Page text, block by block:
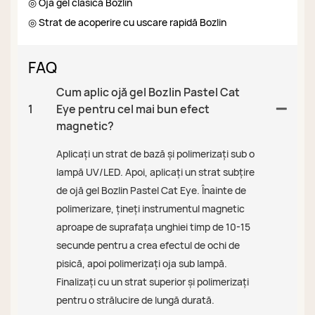
◎ Strat de acoperire cu uscare rapidă Bozlin
FAQ
1
Cum aplic ojă gel Bozlin Pastel Cat
Eye pentru cel mai bun efect
magnetic?
Aplicați un strat de bază și polimerizați sub o
lampă UV/LED. Apoi, aplicați un strat subțire
de ojă gel Bozlin Pastel Cat Eye. Înainte de
polimerizare, țineți instrumentul magnetic
aproape de suprafața unghiei timp de 10-15
secunde pentru a crea efectul de ochi de
pisică, apoi polimerizați oja sub lampă.
Finalizați cu un strat superior și polimerizați
pentru o strălucire de lungă durată.